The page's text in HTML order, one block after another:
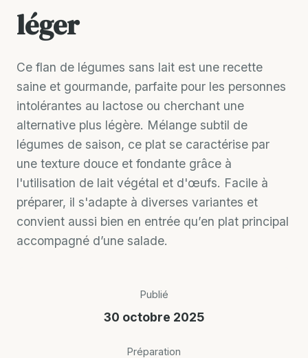
léger
Ce flan de légumes sans lait est une recette
saine et gourmande, parfaite pour les personnes
intolérantes au lactose ou cherchant une
alternative plus légère. Mélange subtil de
légumes de saison, ce plat se caractérise par
une texture douce et fondante grâce à
l'utilisation de lait végétal et d'œufs. Facile à
préparer, il s'adapte à diverses variantes et
convient aussi bien en entrée qu’en plat principal
accompagné d’une salade.
Publié
30 octobre 2025
Préparation